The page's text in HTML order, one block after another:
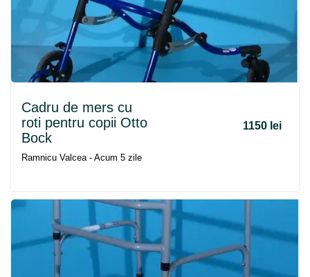
Cadru de mers cu
roti pentru copii Otto
Bock
1150 lei
Ramnicu Valcea - Acum 5 zile